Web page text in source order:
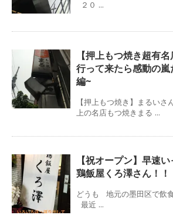
２０ ...
【押上もつ焼き超有
行って来たら感動の
編~
【押上もつ焼き】まるい
上の名店もつ焼きまる ...
【祝オープン】早速
鶏飯屋くろ澤さん！！
どうも 地元の墨田区で飲
最近 ...